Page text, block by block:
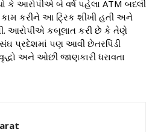
કે આરોપીએ બે વર્ષ પહેલા ATM બદલી
કામ કરીને આ ટ્રિક શીખી હતી અને
આરોપીએ કબૂલાત કરી છે કે તેણે
પ્રદેશમાં પણ આવી છેતરપિંડી
અને ઓછી જાણકારી ધરાવતા